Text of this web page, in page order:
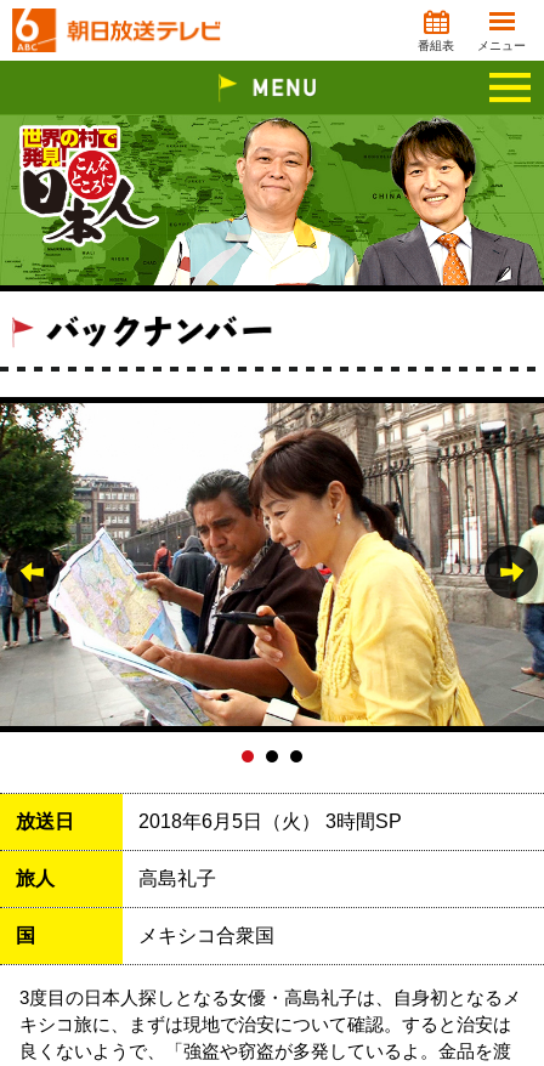
番組表 メニュー
放送日 2018年6月5日（火） 3時間SP
旅人 高島礼子
国 メキシコ合衆国
3度目の日本人探しとなる女優・高島礼子は、自身初となるメ
キシコ旅に、まずは現地で治安について確認。すると治安は
良くないようで、「強盗や窃盗が多発しているよ。金品を渡